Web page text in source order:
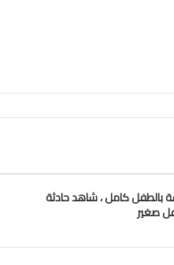
بالطفل كامل ، شاهد حادثة
صغير